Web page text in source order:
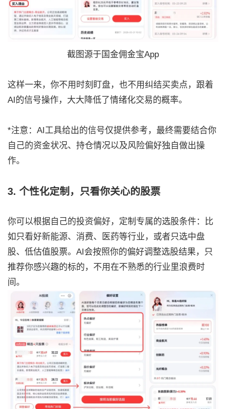
截图源于国金佣金宝App
这样一来，你不用时刻盯盘，也不用纠结买卖点，跟着
AI的信号操作，大大降低了情绪化交易的概率。
*注意：AI工具给出的信号仅提供参考，最终需要结合你
自己的资金状况、持仓情况以及风险偏好独自做出操
作。
3. 个性化定制，只看你关心的股票
你可以根据自己的投资偏好，定制专属的选股条件：比
如只看好新能源、消费、医药等行业，或者只选中盘
股、低估值股票。AI会按照你的偏好调整选股结果，只
推荐你感兴趣的标的，不用在不熟悉的行业里浪费时
间。